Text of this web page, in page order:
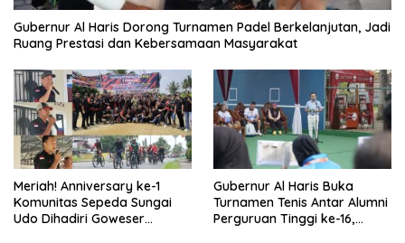
Gubernur Al Haris Dorong Turnamen Padel Berkelanjutan, Jadi
Ruang Prestasi dan Kebersamaan Masyarakat
Meriah! Anniversary ke-1
Komunitas Sepeda Sungai
Udo Dihadiri Goweser
Gubernur Al Haris Buka
Turnamen Tenis Antar Alumni
Perguruan Tinggi ke-16,